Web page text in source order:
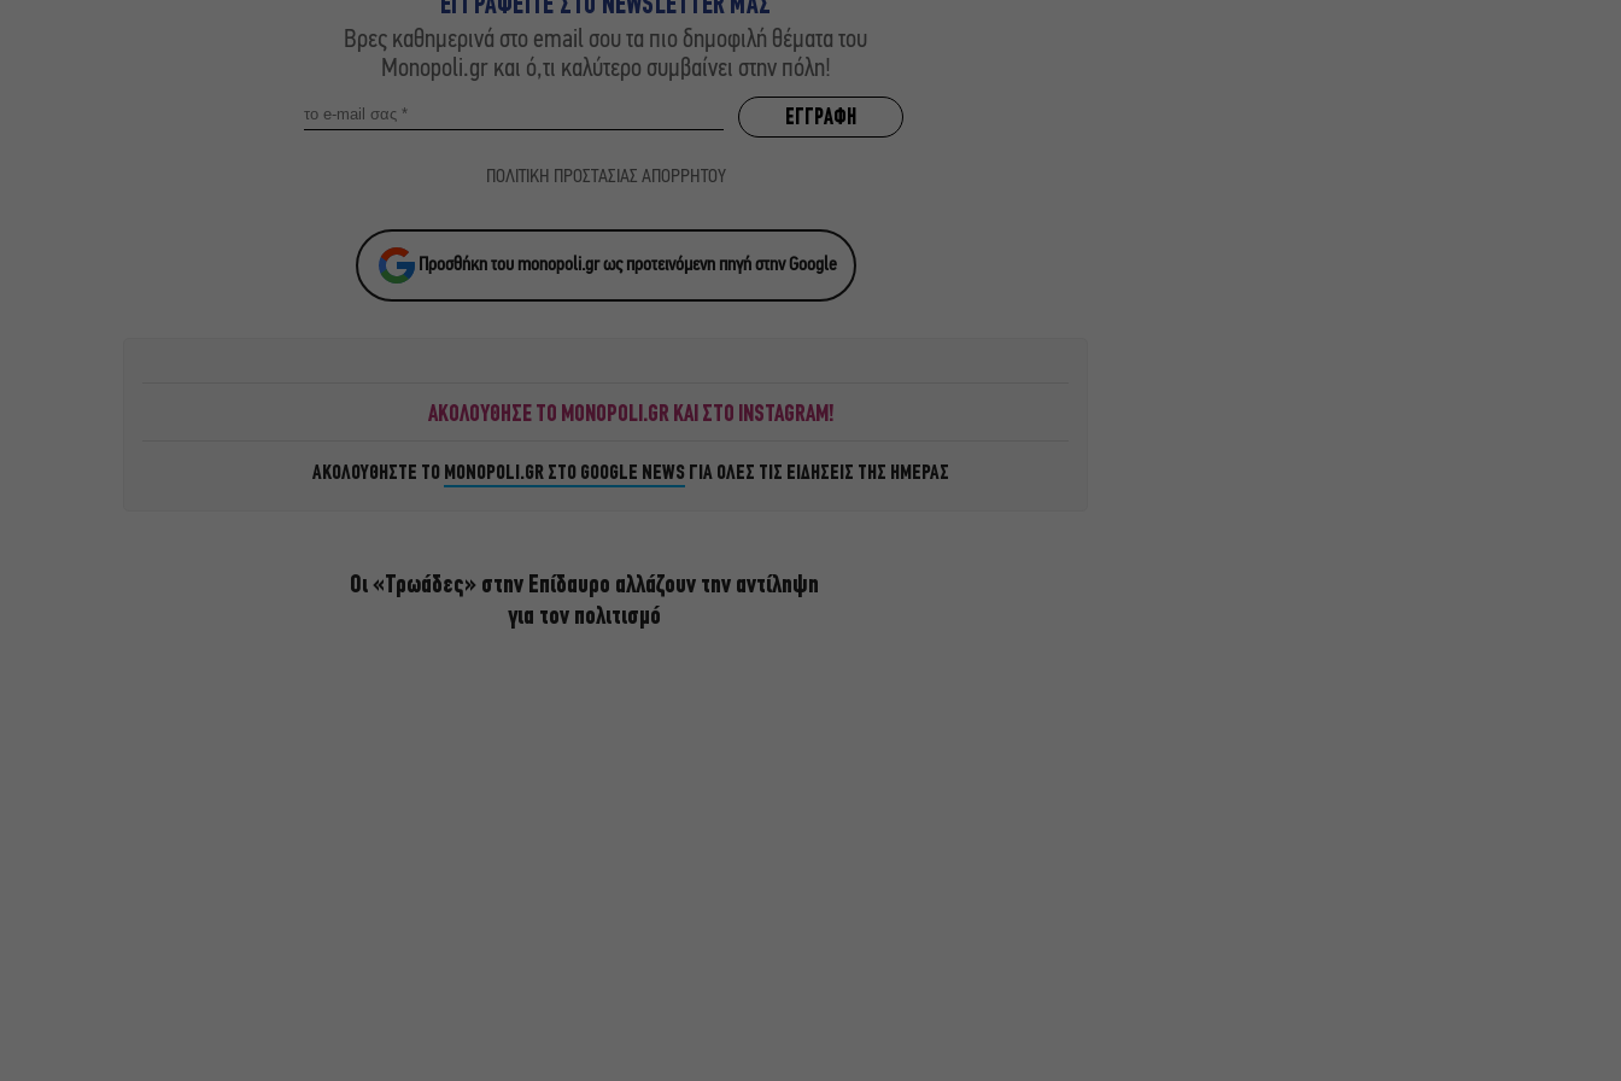
ΕΓΓΡΑΦΕΙΤΕ ΣΤΟ NEWSLETTER ΜΑΣ
Βρες καθημερινά στο email σου τα πιο δημοφιλή θέματα του
Monopoli.gr και ό,τι καλύτερο συμβαίνει στην πόλη!
ΠΟΛΙΤΙΚΗ ΠΡΟΣΤΑΣΙΑΣ ΑΠΟΡΡΗΤΟΥ
Προσθήκη του monopoli.gr ως προτεινόμενη πηγή στην Google
ΑΚΟΛΟΥΘΗΣΕ ΤΟ MONOPOLI.GR ΚΑΙ ΣΤΟ INSTAGRAM!
ΑΚΟΛΟΥΘΗΣΤΕ ΤΟ MONOPOLI.GR ΣΤΟ GOOGLE NEWS ΓΙΑ ΟΛΕΣ ΤΙΣ ΕΙΔΗΣΕΙΣ ΤΗΣ ΗΜΕΡΑΣ
Οι «Τρωάδες» στην Επίδαυρο αλλάζουν την αντίληψη
για τον πολιτισμό